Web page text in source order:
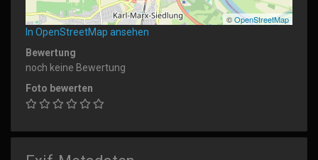
©OpenStreetMap
In OpenStreetMap ansehen
Bewertung
noch keine Bewertung
Foto bewerten